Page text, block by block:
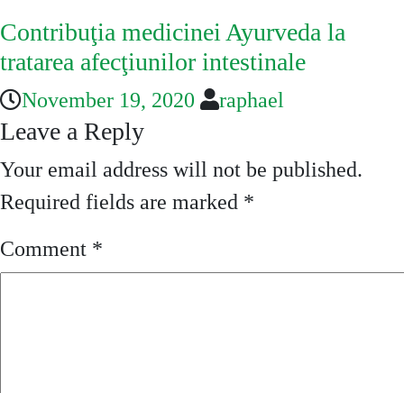
Contribuţia medicinei Ayurveda la
tratarea afecţiunilor intestinale
November 19, 2020 raphael
Leave a Reply
Your email address will not be published.
Required fields are marked *
Comment *